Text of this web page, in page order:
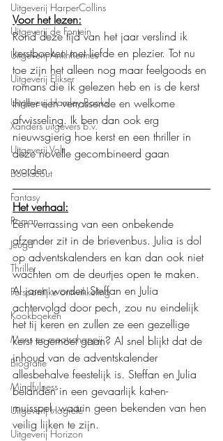
Uitgeverij HarperCollins
Uitgeverij de Fontein
Uitgeverij Ankhhermes
Uitgeverij Elikser
Uitgeverij Hamley Books
Xanders uitgevers b.v.
Uitgeverij Volt
Bookscout
Fantasy
Roman
Jeugd
Thriller
Persoonlijke ontwikkeling
Kookboeken
Mens en maatschappij
Biografie
Mindfulness
Uitgeverij Hogrefe
Uitgeverij Horizon
Voor het lezen:
Rond deze tijd van het jaar verslind ik
kerstboeken met liefde en plezier. Tot nu
toe zijn het alleen nog maar feelgoods en
romans die ik gelezen heb en is de kerst
thriller een verrassende en welkome
afwisseling. Ik ben dan ook erg
nieuwsgierig hoe kerst en een thriller in
deze novelle gecombineerd gaan
worden.
Het verhaal:
Een verrassing van een onbekende
afzender zit in de brievenbus. Julia is dol
op adventskalenders en kan dan ook niet
wachten om de deurtjes open te maken.
Al jaren worden Steffan en Julia
achtervolgd door pech, zou nu eindelijk
het tij keren en zullen ze een gezellige
kerst tegemoet gaan? Al snel blijkt dat de
inhoud van de adventskalender
allesbehalve feestelijk is. Steffan en Julia
belanden in een gevaarlijk kat-en-
muisspel, waarin geen bekenden van hen
veilig lijken te zijn.